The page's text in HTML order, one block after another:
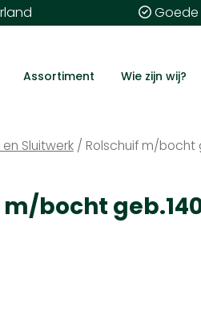
Goede
Assortiment Wie zijn wij?
Sluitwerk / Rolschuif m/bocht
m/bocht